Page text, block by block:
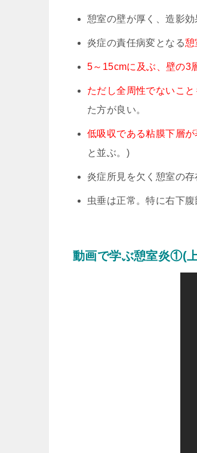
憩室の壁が厚く、造影効
炎症の責任病変となる憩
5～15cmに及ぶ、壁の3
ただし全周性でないこと
た方が良い。
低吸収である粘膜下層
と並ぶ。)
炎症所見を欠く憩室の存
虫垂は正常。特に右下
動画で学ぶ憩室炎①(